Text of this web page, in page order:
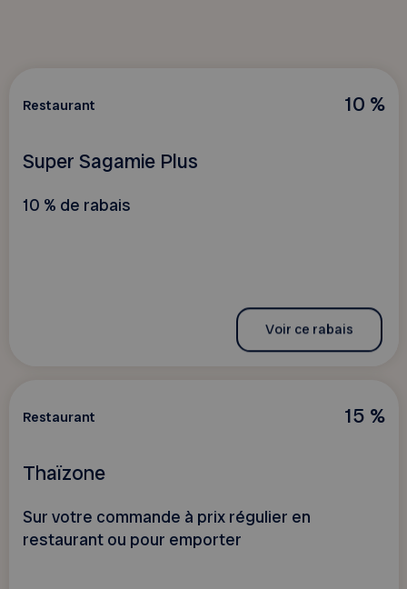
10 %
Restaurant
Super Sagamie Plus
10 % de rabais
Voir ce rabais
15 %
Restaurant
Thaïzone
Sur votre commande à prix régulier en
restaurant ou pour emporter